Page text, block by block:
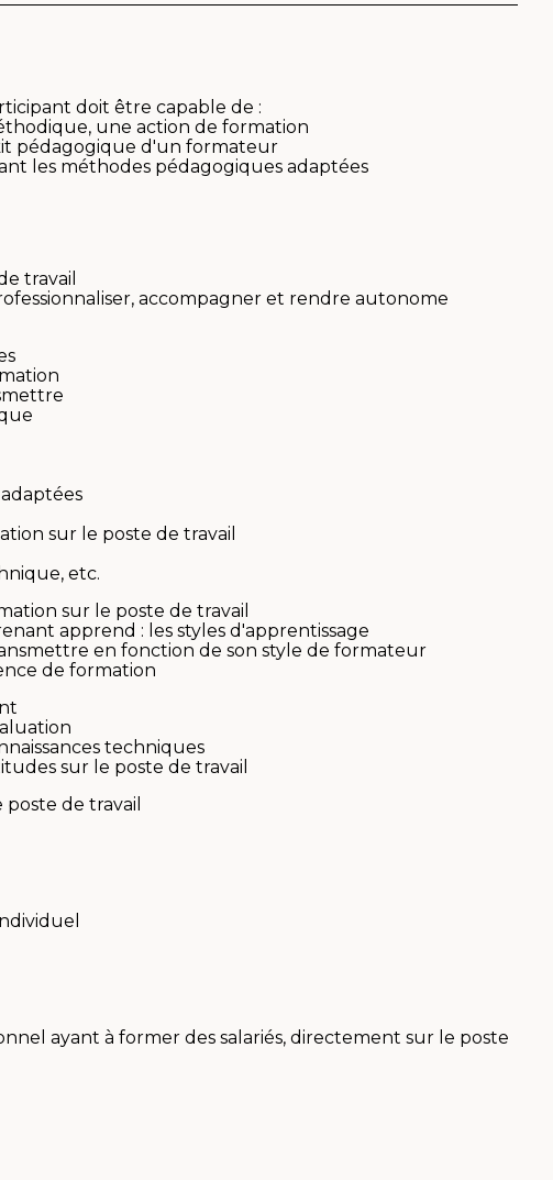
doit être capable de :
une action de formation
pédagogique d'un formateur
les méthodes pédagogiques adaptées
travail
accompagner et rendre autonome
sur le poste de travail
etc.
sur le poste de travail
apprend : les styles d'apprentissage
en fonction de son style de formateur
de formation
techniques
sur le poste de travail
de travail
ayant à former des salariés, directement sur le poste